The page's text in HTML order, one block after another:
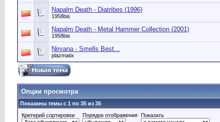
Napalm Death - Diatribes (1996)
1958bis
Napalm Death - Metal Hammer Collection (2001)
1958bis
Nirvana - Smells Best...
plazmatix
Опции просмотра
Показаны темы с 1 по 35 из 35
Критерий сортировки
Порядок отображения Показать